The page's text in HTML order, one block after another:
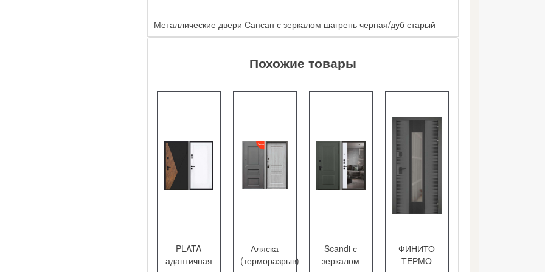
Металлические двери Сапсан с зеркалом шагрень черная/дуб старый
Похожие товары
PLATA
адаптичная
Аляска
(терморазрыв)
Scandi с
зеркалом
ФИНИТО
ТЕРМО